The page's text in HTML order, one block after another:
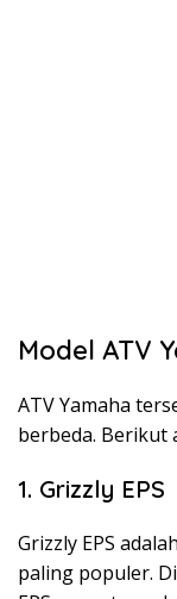
Model ATV
ATV Yamaha
berbeda. Berikut
1. Grizzly EPS
Grizzly EPS
paling populer.